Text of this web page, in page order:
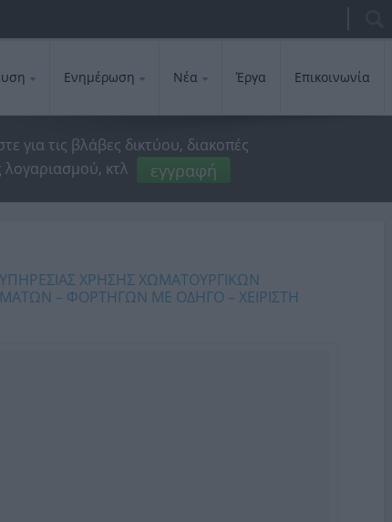
Ενημέρωση Νέα Έργα Επικοινωνία
για τις βλάβες δικτύου, διακοπές
λογαριασμού, κτλ
εγγραφή
ΧΡΗΣΗΣ ΧΩΜΑΤΟΥΡΓΙΚΩΝ
– ΦΟΡΤΗΓΩΝ ΜΕ ΟΔΗΓΟ – ΧΕΙΡΙΣΤΗ